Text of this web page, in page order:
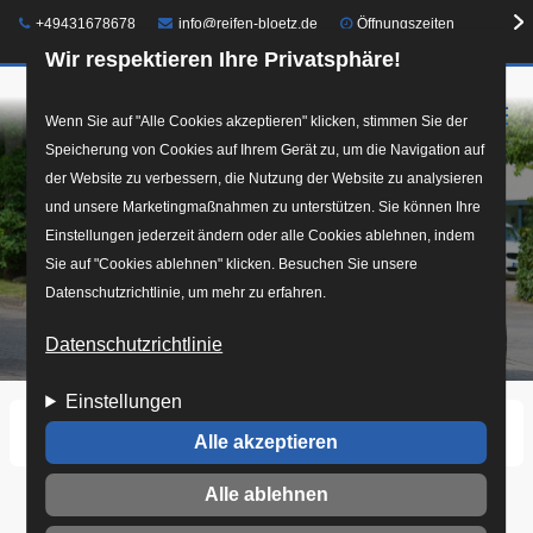
Wir respektieren Ihre Privatsphäre!
Wenn Sie auf "Alle Cookies akzeptieren" klicken, stimmen Sie der
Speicherung von Cookies auf Ihrem Gerät zu, um die Navigation auf
der Website zu verbessern, die Nutzung der Website zu analysieren
und unsere Marketingmaßnahmen zu unterstützen. Sie können Ihre
Einstellungen jederzeit ändern oder alle Cookies ablehnen, indem
Sie auf "Cookies ablehnen" klicken. Besuchen Sie unsere
Datenschutzrichtlinie, um mehr zu erfahren.
Datenschutzrichtlinie
Einstellungen
Alle akzeptieren
Alle ablehnen
Direkt
zum
Inhalt
Telefon:
+49431678678 E-Mail:info@reifen-bloetz.de Öffnungszeiten
☰
Startseite 001-CRO_9476-christianrohweder-de.jpg
001-CRO_9476-